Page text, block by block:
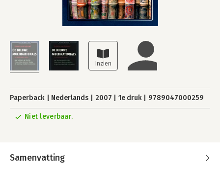
Paperback Nederlands 2007 1e druk 9789047000259
Niet leverbaar.
Samenvatting